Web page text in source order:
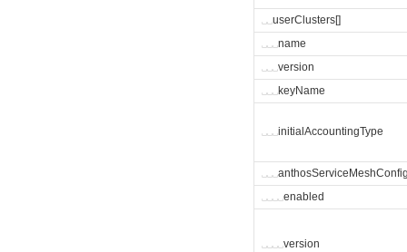
␣␣userClusters[]
␣␣␣name
␣␣␣version
␣␣␣keyName
␣␣␣initialAccountingType
␣␣␣
␣␣␣␣enabled
␣␣␣␣version